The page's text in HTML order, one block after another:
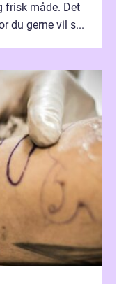
frisk måde. Det
du gerne vil s...